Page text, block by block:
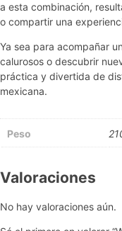
a esta combinación,
o compartir una
Ya sea para acompañar
calurosos o descubrir
práctica y divertida de
mexicana.
Peso
Valoraciones
No hay valoraciones aún.